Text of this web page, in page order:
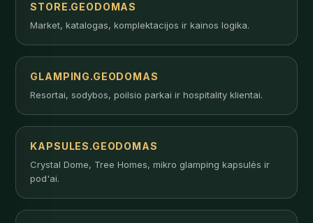
STORE.GEODOMAS
Market, katalogas, komplektacijos ir kainos logika.
GLAMPING.GEODOMAS
Resortai, sodybos, poilsio parkai ir hospitality klientai.
KAPSULES.GEODOMAS
Crystal Dome, Tree Homes, mikro glamping kapsulės ir
pod'ai.